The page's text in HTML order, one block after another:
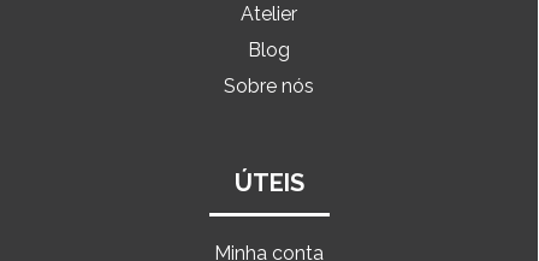
Atelier
Blog
Sobre nós
ÚTEIS
Minha conta